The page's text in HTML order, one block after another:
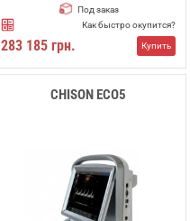
Под заказ
Как быстро окупится?
283 185 грн. Купить
CHISON ECO5